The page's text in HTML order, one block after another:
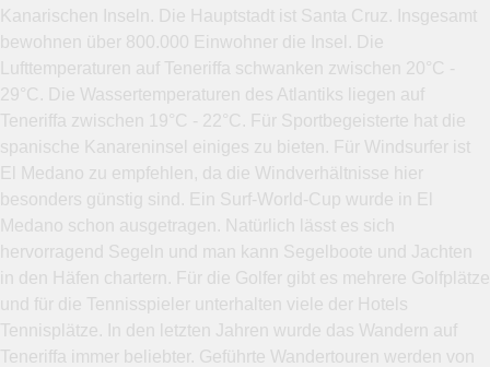
Kanarischen Inseln. Die Hauptstadt ist Santa Cruz. Insgesamt
bewohnen über 800.000 Einwohner die Insel. Die
Lufttemperaturen auf Teneriffa schwanken zwischen 20°C -
29°C. Die Wassertemperaturen des Atlantiks liegen auf
Teneriffa zwischen 19°C - 22°C. Für Sportbegeisterte hat die
spanische Kanareninsel einiges zu bieten. Für Windsurfer ist
El Medano zu empfehlen, da die Windverhältnisse hier
besonders günstig sind. Ein Surf-World-Cup wurde in El
Medano schon ausgetragen. Natürlich lässt es sich
hervorragend Segeln und man kann Segelboote und Jachten
in den Häfen chartern. Für die Golfer gibt es mehrere Golfplätze
und für die Tennisspieler unterhalten viele der Hotels
Tennisplätze. In den letzten Jahren wurde das Wandern auf
Teneriffa immer beliebter. Geführte Wandertouren werden von